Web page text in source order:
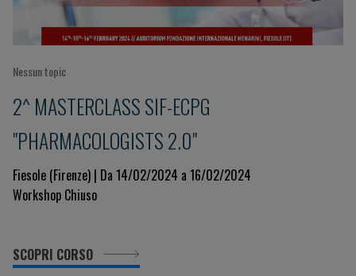
Nessun topic
2^ MASTERCLASS SIF-ECPG
"PHARMACOLOGISTS 2.0"
Fiesole (Firenze) | Da 14/02/2024 a 16/02/2024
Workshop Chiuso
SCOPRI CORSO